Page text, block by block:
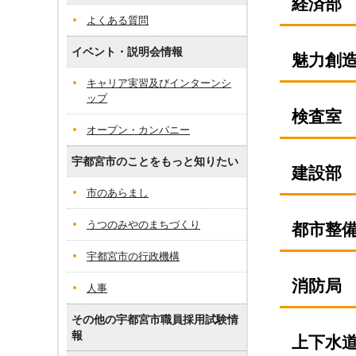
経済部
魅力創
検査室
建設部
都市整
消防局
上下水
よくある質問
イベント・説明会情報
キャリア実習及びインターンシ
ップ
オープン・カンパニー
宇都宮市のことをもっと知りたい
市のあらまし
うつのみやのまちづくり
宇都宮市の行政機構
人事
その他の宇都宮市職員採用試験情
報